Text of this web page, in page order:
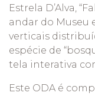
Estrela D’Alva,
andar do Museu
verticais
espécie de
tela interativa
Este ODA é